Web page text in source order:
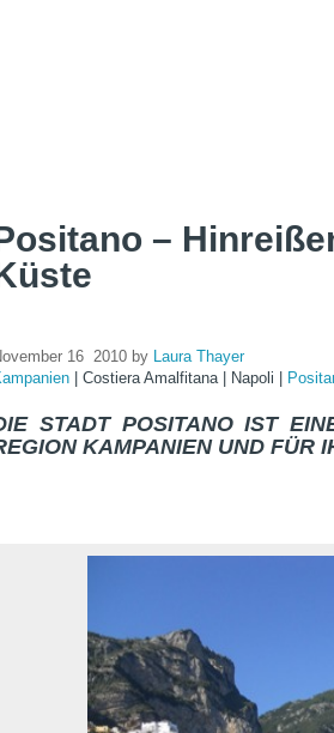
–
16 2010 by Laura Thayer
Costiera Amalfitana Napoli
STADT POSITANO IST
KAMPANIEN UND FÜR